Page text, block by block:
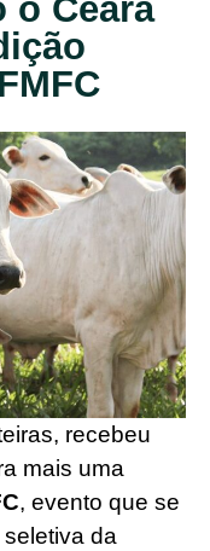
o Ceará
recebeu
mais uma
, evento que se
da